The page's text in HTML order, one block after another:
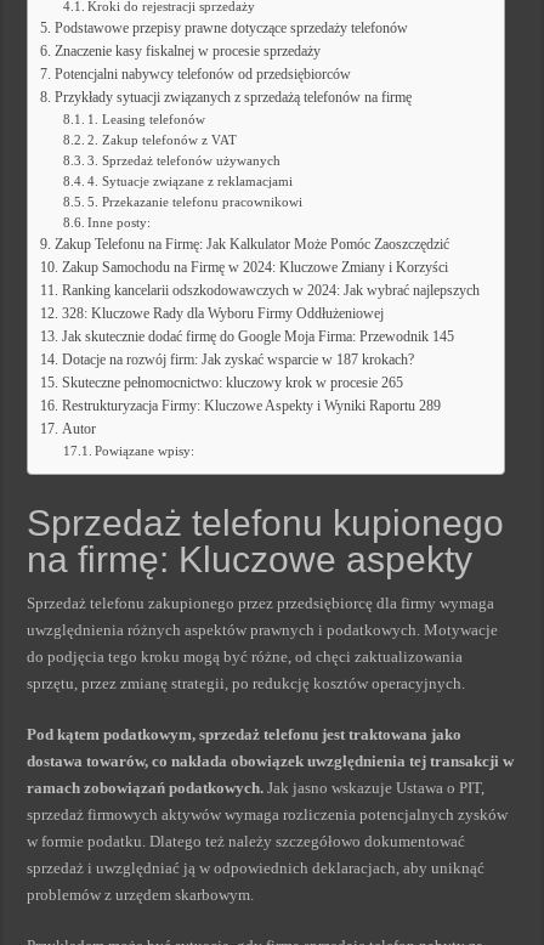
Kroki do rejestracji sprzedaży
Podstawowe przepisy prawne dotyczące sprzedaży telefonów
Znaczenie kasy fiskalnej w procesie sprzedaży
Potencjalni nabywcy telefonów od przedsiębiorców
Przykłady sytuacji związanych z sprzedażą telefonów na firmę
1. Leasing telefonów
2. Zakup telefonów z VAT
3. Sprzedaż telefonów używanych
4. Sytuacje związane z reklamacjami
5. Przekazanie telefonu pracownikowi
Inne posty:
Zakup Telefonu na Firmę: Jak Kalkulator Może Pomóc Zaoszczędzić
Zakup Samochodu na Firmę w 2024: Kluczowe Zmiany i Korzyści
Ranking kancelarii odszkodowawczych w 2024: Jak wybrać najlepszych
328: Kluczowe Rady dla Wyboru Firmy Oddłużeniowej
Jak skutecznie dodać firmę do Google Moja Firma: Przewodnik 145
Dotacje na rozwój firm: Jak zyskać wsparcie w 187 krokach?
Skuteczne pełnomocnictwo: kluczowy krok w procesie 265
Restrukturyzacja Firmy: Kluczowe Aspekty i Wyniki Raportu 289
Autor
Powiązane wpisy:
Sprzedaż telefonu kupionego
na firmę: Kluczowe aspekty
Sprzedaż telefonu zakupionego przez przedsiębiorcę dla firmy wymaga
uwzględnienia różnych aspektów prawnych i podatkowych. Motywacje
do podjęcia tego kroku mogą być różne, od chęci zaktualizowania
sprzętu, przez zmianę strategii, po redukcję kosztów operacyjnych.
Pod kątem podatkowym, sprzedaż telefonu jest traktowana jako
dostawa towarów, co nakłada obowiązek uwzględnienia tej transakcji w
ramach zobowiązań podatkowych. Jak jasno wskazuje Ustawa o PIT,
sprzedaż firmowych aktywów wymaga rozliczenia potencjalnych zysków
w formie podatku. Dlatego też należy szczegółowo dokumentować
sprzedaż i uwzględniać ją w odpowiednich deklaracjach, aby uniknąć
problemów z urzędem skarbowym.